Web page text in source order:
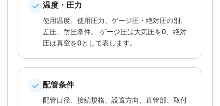
温度・圧力
使用温度、使用圧力、ゲージ圧・絶対圧の別、
差圧、耐圧条件。 ゲージ圧は大気圧を0、絶対
圧は真空を0として表します。
配管条件
配管口径、接続規格、設置方向、直管部、取付